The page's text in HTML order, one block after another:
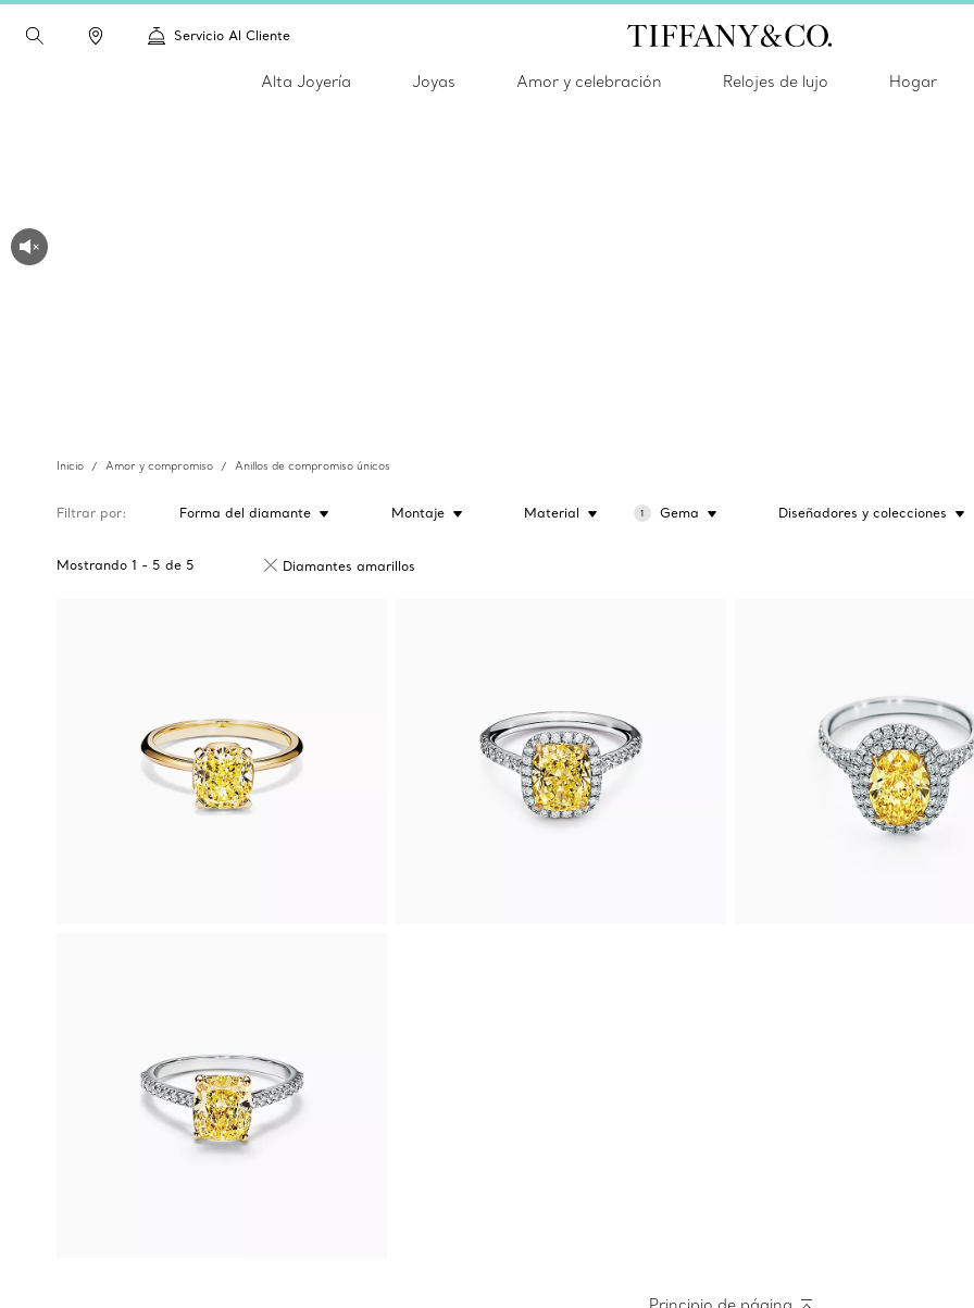
Servicio Al Cliente
Alta Joyería Joyas Amor y celebración Relojes de lujo Hogar
Inicio Amor y compromiso Anillos de compromiso únicos
Filtrar por Forma del diamante Montaje Material 1 Gema Diseñadores y colecciones
Mostrando 1 - 5 de 5 Diamantes amarillos